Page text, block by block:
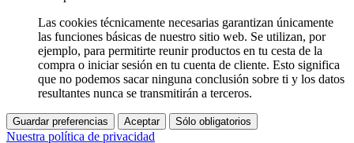
Las cookies técnicamente necesarias garantizan únicamente
las funciones básicas de nuestro sitio web. Se utilizan, por
ejemplo, para permitirte reunir productos en tu cesta de la
compra o iniciar sesión en tu cuenta de cliente. Esto significa
que no podemos sacar ninguna conclusión sobre ti y los datos
resultantes nunca se transmitirán a terceros.
Guardar preferencias Aceptar Sólo obligatorios
Nuestra política de privacidad